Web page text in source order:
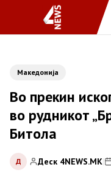
Македонија
Во прекин
во рудникот
Битола
Д Деск 4NEWS.MK|